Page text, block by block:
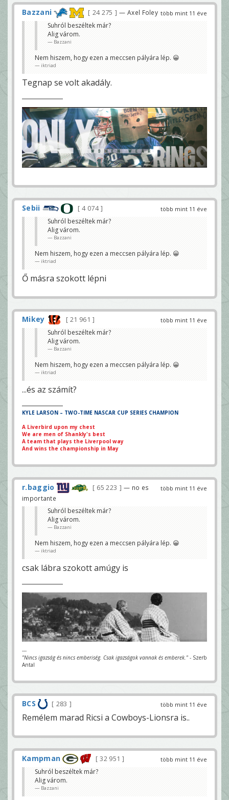
több mint 11 éve
Bazzani 24 275 — Axel Foley
Suhról beszéltek már?
Alig várom.
Bazzani
Nem hiszem, hogy ezen a meccsen pályára lép. 😀
iktriad
Tegnap se volt akadály.
több mint 11 éve
Sebii
4 074
Suhról beszéltek már?
Alig várom.
Bazzani
Nem hiszem, hogy ezen a meccsen pályára lép. 😀
iktriad
Ő másra szokott lépni
több mint 11 éve
Mikey
21 961
Suhról beszéltek már?
Alig várom.
Bazzani
Nem hiszem, hogy ezen a meccsen pályára lép. 😀
iktriad
...és az számít?
KYLE LARSON – TWO-TIME NASCAR CUP SERIES CHAMPION
A Liverbird upon my chest
We are men of Shankly's best
A team that plays the Liverpool way
And wins the championship in May
több mint 11 éve
r.baggio 65 223
— no es
importante
Suhról beszéltek már?
Alig várom.
Bazzani
Nem hiszem, hogy ezen a meccsen pályára lép. 😀
iktriad
csak lábra szokott amúgy is
---
"Nincs igazság és nincs emberiség. Csak igazságok vannak és emberek." - Szerb
Antal
több mint 11 éve
BCS 283
Remélem marad Ricsi a Cowboys-Lionsra is..
több mint 11 éve
Kampman
32 951
Suhról beszéltek már?
Alig várom.
Bazzani